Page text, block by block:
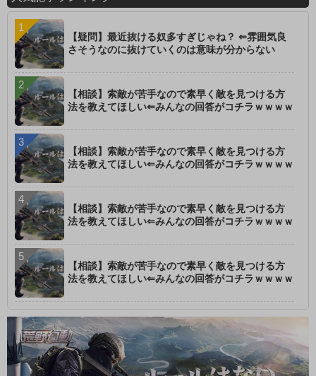
【疑問】最近抜ける奴多すぎじゃね？ ⇐雰囲気良
さそうなのに抜けていくのは意味が分からない
【相談】索敵が苦手なので素早く敵を見つける方
法を教えてほしい⇐みんなの回答がコチラｗｗｗｗ
【相談】索敵が苦手なので素早く敵を見つける方
法を教えてほしい⇐みんなの回答がコチラｗｗｗｗ
【相談】索敵が苦手なので素早く敵を見つける方
法を教えてほしい⇐みんなの回答がコチラｗｗｗｗ
【相談】索敵が苦手なので素早く敵を見つける方
法を教えてほしい⇐みんなの回答がコチラｗｗｗｗ